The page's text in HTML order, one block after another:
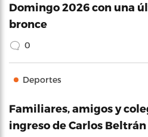
Domingo 2026 con una
bronce
0
Deportes
Familiares, amigos y
ingreso de Carlos